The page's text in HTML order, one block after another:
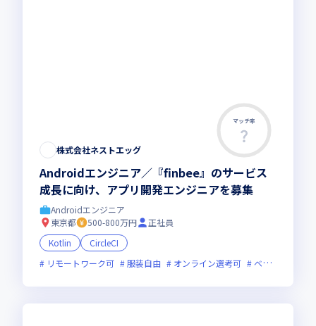
マッチ率
株式会社ネストエッグ
Androidエンジニア／『finbee』のサービス
成長に向け、アプリ開発エンジニアを募集
Androidエンジニア
東京都
500-800万円
正社員
Kotlin
CircleCI
リモートワーク可
服装自由 オンライン選考可 ベンチャー企業